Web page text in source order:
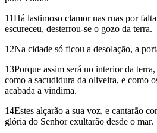
11Há lastimoso clamor nas ruas por
escureceu, desterrou-se o gozo da terra.
12Na cidade só ficou a desolação, a
13Porque assim será no interior da
como a sacudidura da oliveira, e como
acabada a vindima.
14Estes alçarão a sua voz, e cantarão
glória do Senhor exultarão desde o mar.